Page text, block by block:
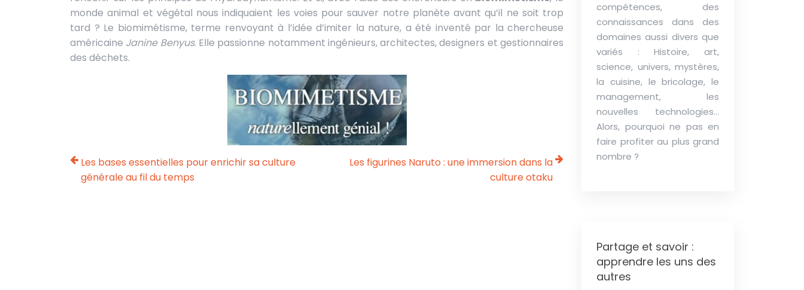
monde animal et végétal nous indiquaient les voies pour sauver notre planète avant qu’il ne soit trop
tard ? Le biomimétisme, terme renvoyant à l’idée d’imiter la nature, a été inventé par la chercheuse
américaine Janine Benyus. Elle passionne notamment ingénieurs, architectes, designers et gestionnaires
des déchets.
Les bases essentielles pour enrichir sa culture
générale au fil du temps
Les figurines Naruto : une immersion dans la
culture otaku
compétences, des
connaissances dans des
domaines aussi divers que
variés : Histoire, art,
science, univers, mystères,
la cuisine, le bricolage, le
management, les
nouvelles technologies…
Alors, pourquoi ne pas en
faire profiter au plus grand
nombre ?
Partage et savoir :
apprendre les uns des
autres